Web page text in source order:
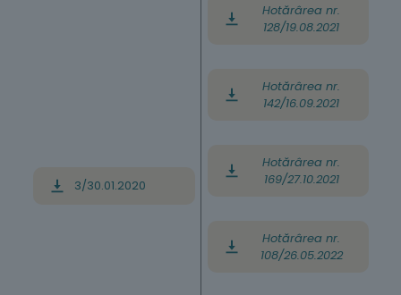
3/30.01.2020
Hotărârea nr.
128/19.08.2021
Hotărârea nr.
142/16.09.2021
Hotărârea nr.
169/27.10.2021
Hotărârea nr.
108/26.05.2022